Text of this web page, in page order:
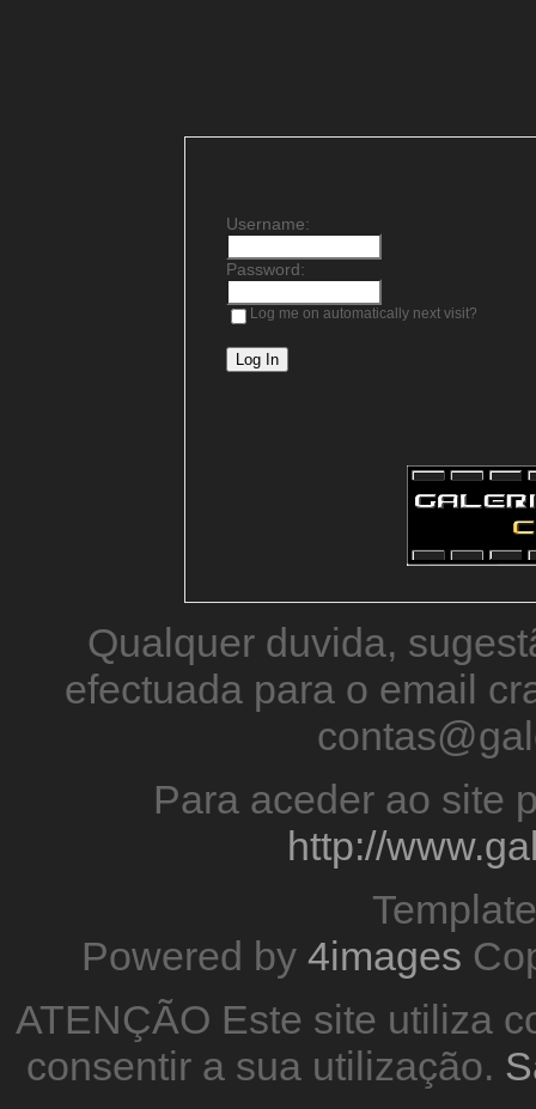
Username:
Password:
Log me on automatically next visit?
Qualquer duvida,
efectuada para o email
Para aceder ao site
http://
Powered by 4images
ATENÇÃO Este site utiliza
consentir a sua utilização.